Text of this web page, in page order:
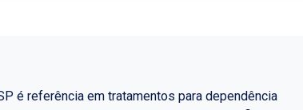
é referência em tratamentos para dependência